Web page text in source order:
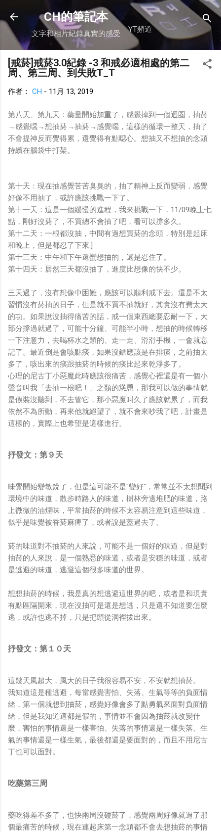
跳到主要內容
CH的筆記本
文字和相片紀錄真實的感受 YT頻道
[戒菸]戒菸3.0紀錄 -3 和戒必適相處的第二
周、第三周、到失敗T_T
作者： CH - 11月 13, 2019
第八天、第九天：藥量開始加重了，感覺掉到一個迴圈，抽菸
→感覺噁→想抽菸→抽菸→感覺噁，這樣的循環一整天，抽了
不會提神反而覺得累，還覺得有點噁心。想抽又不想抽的念頭
持續在腦袋中打架。
第十天：現在抽感覺苦苦臭臭的，抽了精神上反而變弱，感覺
好像不用抽了，或許應該挑戰一下了。
第十一天：這是一個緩慢的進程，我來挑戰一下，11/09晚上七
點，剛好沒菸了，不買總不會抽了吧，看可以撐多久。
第十二天：一根都沒抽，中間有過想買菸的念頭，特別是起床
和晚上，但是都忍了下來:]
第十三天：中午和下午還蠻想抽的，還是忍住了。
第十四天：居然三天都沒抽了，進度比想像的快不少。
三天過了，沒有想像中困難，應該可以順利戒下去。還是不太
習慣沒有菸抽的日子，但是就不買不抽就好，其實沒有費太大
的功。如果說沒抽得痛苦的話，戒一個東西總要忍耐一下，大
部分撐過就過了，可能十分鐘、可能半小時，想抽的時候轉移
一下注意力，去喝杯水之類的、走一走、滑滑手機，一會就忘
記了。最近倒是會咳點痰，如果沒錯應該是在排痰，之前抽太
多了，咳出來的痰跟抽菸的時候的痰比起來乾淨多了。
心理的尼古丁小惡魔此時應該很痛苦，感覺心裡還是有一個小
聲音叫我「去抽一根吧！」之類的慫恿，那我可以做的事情就
是假裝沒聽到，不去管它，那小惡魔叫久了應該就累了，而我
依然不為所動，再來他就絕望了，就不會來吵我了吧，計畫是
這樣的，實際上也希望是這樣進行。
抒發文：第９天
味覺開始變敏銳了，但是這可能不是"變好"，常常並不太想聞到
環境中的味道，散步時路人的味道，樹林旁邊堆肥的味道，路
上微微的油煙味，平常抽菸的時候不太容易注意到這些味道，
似乎是味覺被香菸麻痺了，或者說是蓋過去了。
菸的味道對不抽菸的人來說，可能不是一個好的味道，但是對
抽菸的人來說，是一個熟悉的味道，或者是安穩的味道，或者
是逃避的味道，逃避這個很多味道的世界。
想想抽菸的時候，我是真的想逃避這世界的吧，或者是和現實
有點區隔開來，現在沒抽可是還是想逃，只是還不知道要怎麼
逃，或許也逃不掉，只是把頭從洞裡拔出來。
抒發文：第１０天
這幾天風超大，風大的日子我很容易不安，不安就想抽菸。
我知道這是種逃避，每當感覺害怕、失落、生氣等等的負面情
緒，第一個就想到抽菸，感覺好像會多了點勇氣來面對負面情
緒，但是我知道這都是假的，事情並不會因為抽菸就改變什
麼，害怕的事情還是一樣害怕、失落的事情還是一樣失落、生
氣的事情還是一樣生氣，最後都還是要面對的，而且不用尼古
丁也可以面對。
吃藥第三周
藥吃得差不多了，也快兩周沒碰菸了，感覺兩周好像就過了那
個最痛苦的時候，現在連起床第一念頭都不會去想抽菸的事情